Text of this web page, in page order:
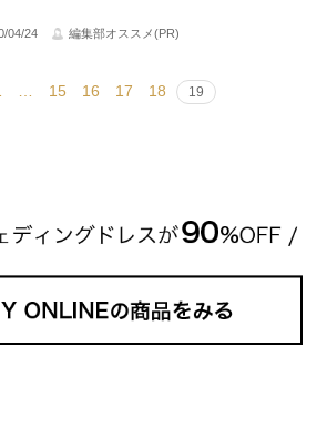
04/24 編集部オススメ(PR)
15 16 17 18 19